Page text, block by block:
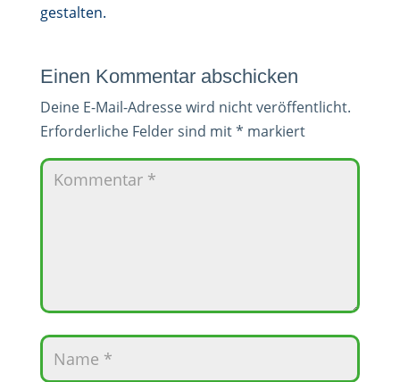
gestalten.
Einen Kommentar abschicken
Deine E-Mail-Adresse wird nicht veröffentlicht.
Erforderliche Felder sind mit* markiert